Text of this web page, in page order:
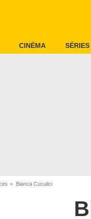
CINÉMA SÉRIES
Bianca Cuculici